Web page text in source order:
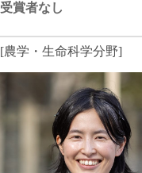
受賞者なし
[農学・生命科学分野]